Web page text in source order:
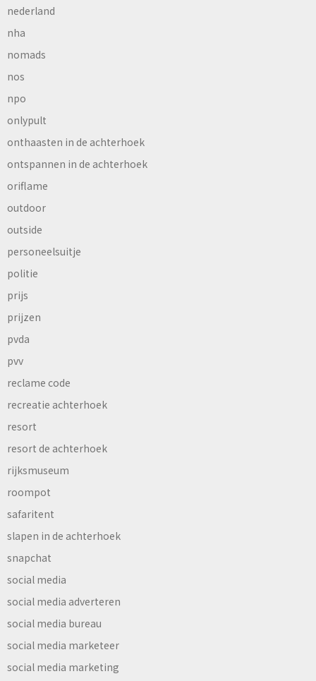
nederland
nha
nomads
nos
npo
onlypult
onthaasten in de achterhoek
ontspannen in de achterhoek
oriflame
outdoor
outside
personeelsuitje
politie
prijs
prijzen
pvda
pvv
reclame code
recreatie achterhoek
resort
resort de achterhoek
rijksmuseum
roompot
safaritent
slapen in de achterhoek
snapchat
social media
social media adverteren
social media bureau
social media marketeer
social media marketing